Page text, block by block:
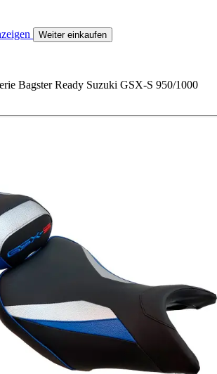
Weiter einkaufen
Bagster Ready Suzuki GSX-S 950/1000